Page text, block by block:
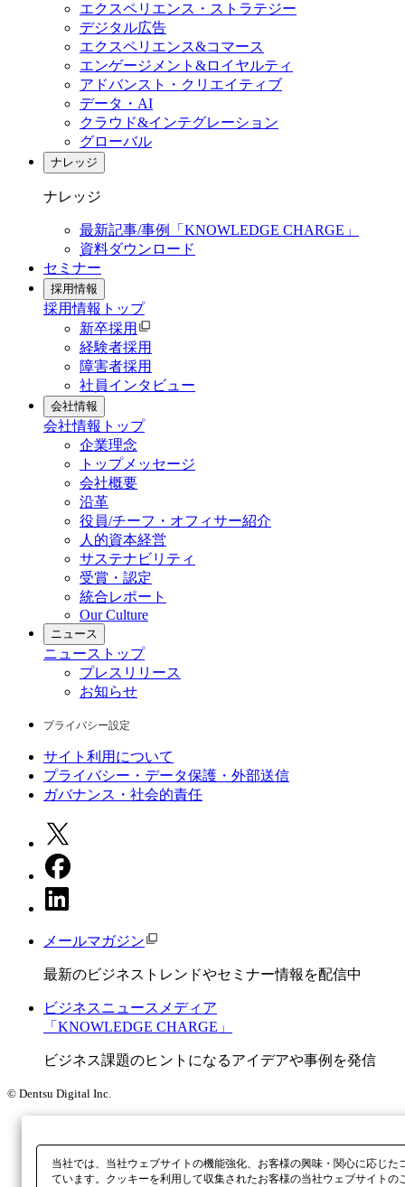
エクスペリエンス・ストラテジー
デジタル広告
エクスペリエンス&コマース
エンゲージメント&ロイヤルティ
アドバンスト・クリエイティブ
データ・AI
クラウド&インテグレーション
グローバル
ナレッジ
ナレッジ
最新記事/事例「KNOWLEDGE CHARGE」
資料ダウンロード
セミナー
採用情報
採用情報 トップ
新卒採用
経験者採用
障害者採用
社員インタビュー
会社情報
会社情報 トップ
企業理念
トップメッセージ
会社概要
沿革
役員/チーフ・オフィサー紹介
人的資本経営
サステナビリティ
受賞・認定
統合レポート
Our Culture
ニュース
ニュース トップ
プレスリリース
お知らせ
プライバシー設定
サイト利用について
プライバシー・データ保護・外部送信
ガバナンス・社会的責任
メールマガジン
最新のビジネストレンドやセミナー情報を配信中
ビジネスニュースメディア
「KNOWLEDGE CHARGE」
ビジネス課題のヒントになるアイデアや事例を発信
© Dentsu Digital Inc.
当社では、当社ウェブサイトの機能強化、お客様の興味・関心に応じ
ています。クッキーを利用して収集されたお客様の当社ウェブサイト